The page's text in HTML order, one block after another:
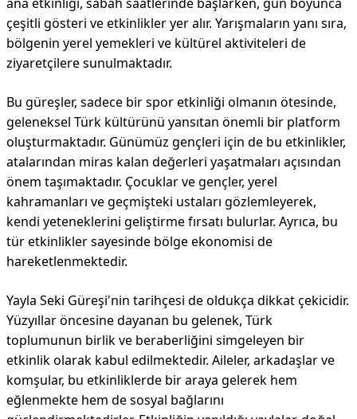
çeşitli gösteri ve etkinlikler yer alır. Yarışmaların yanı sıra,
bölgenin yerel yemekleri ve kültürel aktiviteleri de
ziyaretçilere sunulmaktadır.
Bu güreşler, sadece bir spor etkinliği olmanın ötesinde,
geleneksel Türk kültürünü yansıtan önemli bir platform
oluşturmaktadır. Günümüz gençleri için de bu etkinlikler,
atalarından miras kalan değerleri yaşatmaları açısından
önem taşımaktadır. Çocuklar ve gençler, yerel
kahramanları ve geçmişteki ustaları gözlemleyerek,
kendi yeteneklerini geliştirme fırsatı bulurlar. Ayrıca, bu
tür etkinlikler sayesinde bölge ekonomisi de
hareketlenmektedir.
Yayla Seki Güreşi'nin tarihçesi de oldukça dikkat çekicidir.
Yüzyıllar öncesine dayanan bu gelenek, Türk
toplumunun birlik ve beraberliğini simgeleyen bir
etkinlik olarak kabul edilmektedir. Aileler, arkadaşlar ve
komşular, bu etkinliklerde bir araya gelerek hem
eğlenmekte hem de sosyal bağlarını